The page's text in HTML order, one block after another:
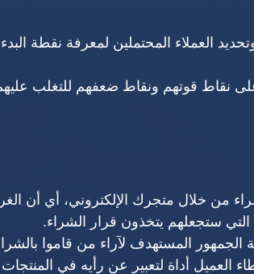
العملاء المحتملين لمعرفة نقطة
نقاط قوتهم ونقاط ضعفهم للتغلب
من خلال متجرك الإلكتروني، أي أن
ستجعلهم يتخذون قرار الشراء.
الجمهور المستهدف لآراء من قاموا
العميل أداة لتعبير عن رأيه في المنتجات